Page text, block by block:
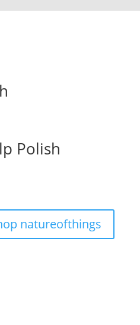
Polish
natureofthings